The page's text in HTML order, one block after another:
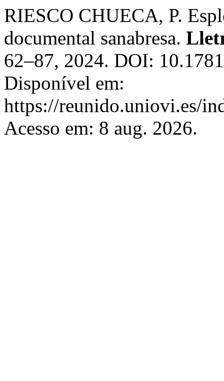
RIESCO CHUECA, P.
documental sanabresa.
62–87, 2024. DOI:
Disponível em:
https://reunido.uniovi.es/
Acesso em: 8 aug. 2026.